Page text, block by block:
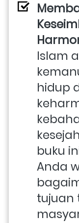
Islam
hidup
buku
Anda
tujuan